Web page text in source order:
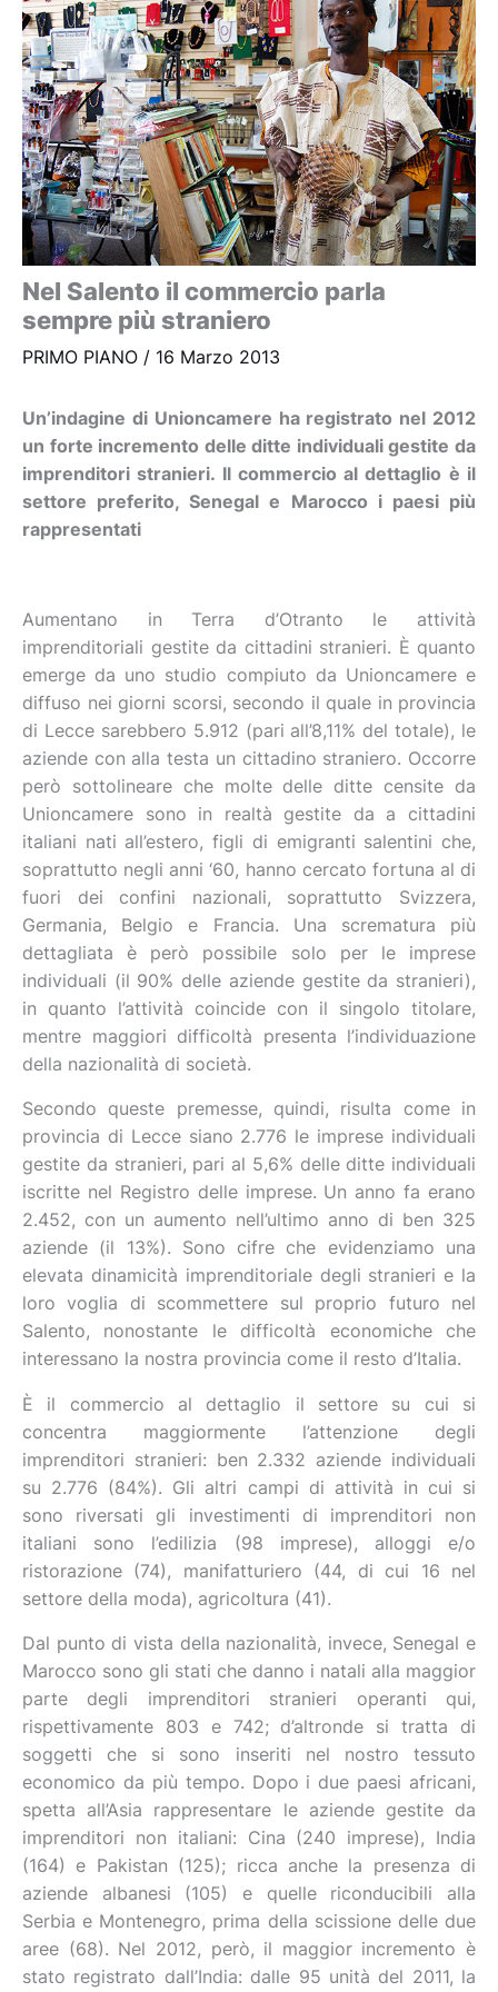
Nel Salento il commercio parla
sempre più straniero
PRIMO PIANO / 16 Marzo 2013
Un’indagine di Unioncamere ha registrato nel 2012
un forte incremento delle ditte individuali gestite da
imprenditori stranieri. Il commercio al dettaglio è il
settore preferito, Senegal e Marocco i paesi più
rappresentati
Aumentano in Terra d’Otranto le attività
imprenditoriali gestite da cittadini stranieri. È quanto
emerge da uno studio compiuto da Unioncamere e
diffuso nei giorni scorsi, secondo il quale in provincia
di Lecce sarebbero 5.912 (pari all’8,11% del totale), le
aziende con alla testa un cittadino straniero. Occorre
però sottolineare che molte delle ditte censite da
Unioncamere sono in realtà gestite da a cittadini
italiani nati all’estero, figli di emigranti salentini che,
soprattutto negli anni ‘60, hanno cercato fortuna al di
fuori dei confini nazionali, soprattutto Svizzera,
Germania, Belgio e Francia. Una scrematura più
dettagliata è però possibile solo per le imprese
individuali (il 90% delle aziende gestite da stranieri),
in quanto l’attività coincide con il singolo titolare,
mentre maggiori difficoltà presenta l’individuazione
della nazionalità di società.
Secondo queste premesse, quindi, risulta come in
provincia di Lecce siano 2.776 le imprese individuali
gestite da stranieri, pari al 5,6% delle ditte individuali
iscritte nel Registro delle imprese. Un anno fa erano
2.452, con un aumento nell’ultimo anno di ben 325
aziende (il 13%). Sono cifre che evidenziamo una
elevata dinamicità imprenditoriale degli stranieri e la
loro voglia di scommettere sul proprio futuro nel
Salento, nonostante le difficoltà economiche che
interessano la nostra provincia come il resto d’Italia.
È il commercio al dettaglio il settore su cui si
concentra maggiormente l’attenzione degli
imprenditori stranieri: ben 2.332 aziende individuali
su 2.776 (84%). Gli altri campi di attività in cui si
sono riversati gli investimenti di imprenditori non
italiani sono l’edilizia (98 imprese), alloggi e/o
ristorazione (74), manifatturiero (44, di cui 16 nel
settore della moda), agricoltura (41).
Dal punto di vista della nazionalità, invece, Senegal e
Marocco sono gli stati che danno i natali alla maggior
parte degli imprenditori stranieri operanti qui,
rispettivamente 803 e 742; d’altronde si tratta di
soggetti che si sono inseriti nel nostro tessuto
economico da più tempo. Dopo i due paesi africani,
spetta all’Asia rappresentare le aziende gestite da
imprenditori non italiani: Cina (240 imprese), India
(164) e Pakistan (125); ricca anche la presenza di
aziende albanesi (105) e quelle riconducibili alla
Serbia e Montenegro, prima della scissione delle due
aree (68). Nel 2012, però, il maggior incremento è
stato registrato dall’India: dalle 95 unità del 2011, la